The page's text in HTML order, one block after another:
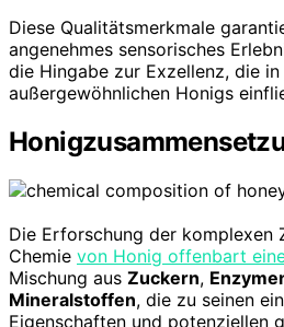
Diese Qualitätsmerkmale
angenehmes sensorisches
die Hingabe zur Exzellenz, die
außergewöhnlichen Honigs
Die Erforschung der komplexen
Chemie von Honig offenbart
Mischung aus Zuckern,
Mineralstoffen, die zu seinen
Eigenschaften und potenziellen